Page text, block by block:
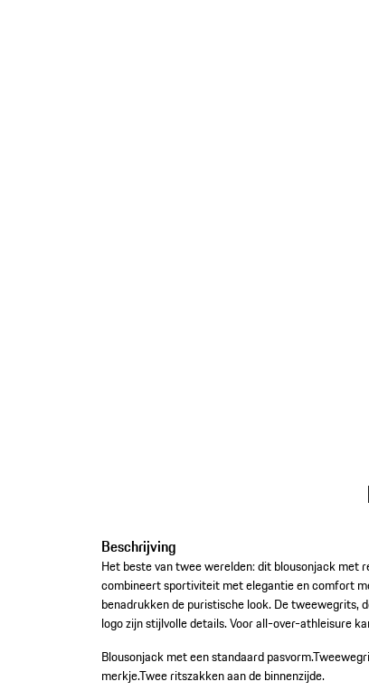
Beschrijving
Het beste van twee werelden: dit blousonjack
combineert sportiviteit met elegantie en comfort
benadrukken de puristische look. De
logo zijn stijlvolle details. Voor all-over-athleisure
Blousonjack met een standaard pasvorm.
merkje.Twee ritszakken aan de binnenzijde.